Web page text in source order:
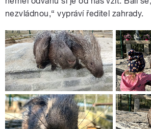
nezvládnou,“ vypráví ředitel zahrady.